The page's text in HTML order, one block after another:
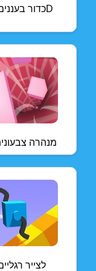
כדור בעננים 3D
מנהרה
לצייר